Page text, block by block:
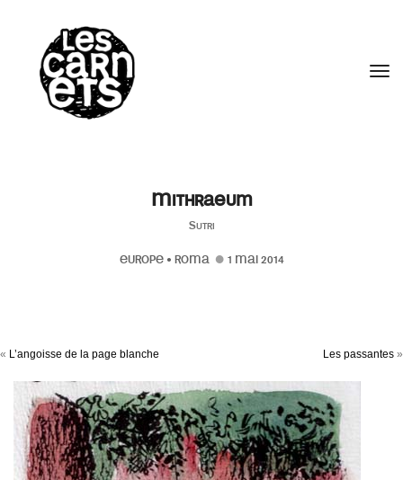
Mithraeum
Sutri
EUROPE• ROMA 1 MAI 2014
« L’angoisse de la page blanche Les passantes »